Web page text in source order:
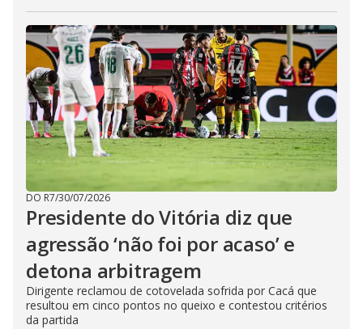
DO R7/30/07/2026
Presidente do Vitória diz que
agressão ‘não foi por acaso’ e
detona arbitragem
Dirigente reclamou de cotovelada sofrida por Cacá que
resultou em cinco pontos no queixo e contestou critérios
da partida